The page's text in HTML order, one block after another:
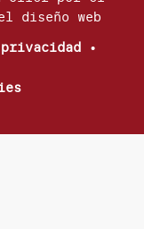
diseño web
•